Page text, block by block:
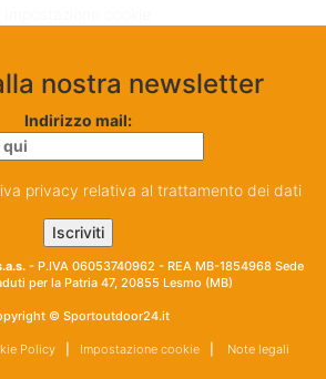
nostra newsletter
Indirizzo mail:
privacy relativa al trattamento dei dati
- P.IVA 06053740962 - REA MB-1854968 Sede
per la Patria 47, 20855 Lesmo (MB)
© Sportoutdoor24.it
Policy| Impostazione cookie| Note legali